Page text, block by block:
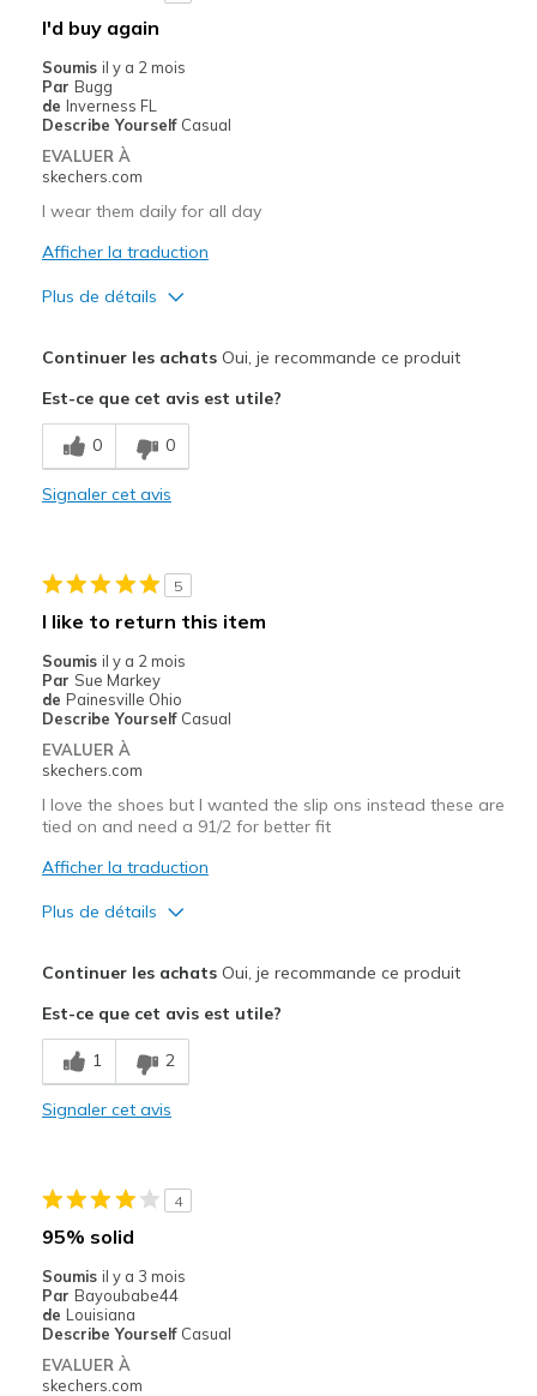
Les meilleures utilisations
Travel
Width
Sizing
View On Shoes
Shoes are for Wearing
I'd buy again
Soumis il y a 2 mois
Par Bugg
de Inverness FL
Describe Yourself Casual
EVALUER À
skechers.com
I wear them daily for all day
Afficher la traduction
Plus de détails
Breathe Well
Comfortable
Les meilleures utilisations
Going Out
Sizing
Feels true to size
Continuer les achatsOui, je recommande ce produit
Est-ce que cet avis est utile?
0 0
Signaler cet avis
5
I like to return this item
Soumis il y a 2 mois
Par Sue Markey
de Painesville Ohio
Describe Yourself Casual
EVALUER À
skechers.com
I love the shoes but I wanted the slip ons instead these are
tied on and need a 91/2 for better fit
Afficher la traduction
Plus de détails
Le contre
Need Break In
Feels too narrow
Sizing
View On Shoes
Continuer les achatsOui, je recommande ce produit
Est-ce que cet avis est utile?
1 2
Signaler cet avis
4
95% solid
Soumis il y a 3 mois
Par Bayoubabe44
de Louisiana
Describe Yourself Casual
EVALUER À
skechers.com